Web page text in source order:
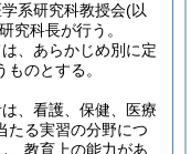
系研究科教授会(以
究科長が行う。
、あらかじめ別に定
のとする。
、看護、保健、医療
たる実習の分野につ
、教育上の能力があ